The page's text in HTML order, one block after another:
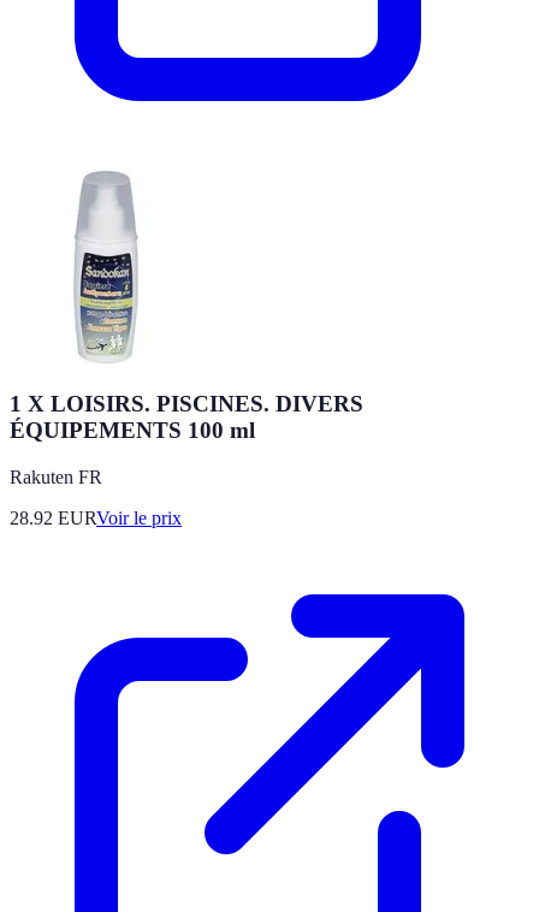
1 X LOISIRS. PISCINES. DIVERS
ÉQUIPEMENTS 100 ml
Rakuten FR
28.92 EURVoir le prix